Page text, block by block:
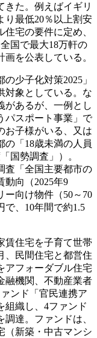
きた。例えばイギリ
り最低20％以上割安
宅の要件に定め、
国で最大18万軒の
を公表している。
少子化対策2025」
対象としている。な
があるが、一例とし
パスポート事業」で
お子様がいる、又は
の「18歳未満の人員
国勢調査」）。
査「全国主要都市の
動向（2025年9
ー向け物件（50～70
で、10年間で約1.5
住宅を子育て世帯
、民間住宅と都営住
アフォーダブル住宅
融機関、不動産業者
ンド「官民連携ア
組織し、4ファンド
達。ファンドは、
（新築・中古マンシ